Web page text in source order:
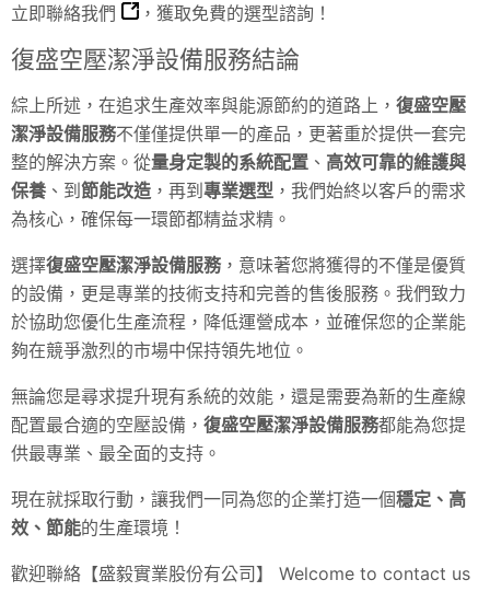
立即聯絡我們 ，獲取免費的選型諮詢！
復盛空壓潔淨設備服務結論
綜上所述，在追求生產效率與能源節約的道路上， 復盛空壓
潔淨設備服務不僅僅提供單一的產品，更著重於提供一套完
整的解決方案。從量身定製的系統配置 、 高效可靠的維護與
保養 、到節能改造 ，再到專業選型 ，我們始終以客戶的需求
為核心，確保每一環節都精益求精。
選擇復盛空壓潔淨設備服務 ，意味著您將獲得的不僅是優質
的設備，更是專業的技術支持和完善的售後服務。我們致力
於協助您優化生產流程，降低運營成本，並確保您的企業能
夠在競爭激烈的市場中保持領先地位。
無論您是尋求提升現有系統的效能，還是需要為新的生產線
配置最合適的空壓設備， 復盛空壓潔淨設備服務都能為您提
供最專業、最全面的支持。
現在就採取行動，讓我們一同為您的企業打造一個穩定、高
效、節能的生產環境！
歡迎聯絡【盛毅實業股份有公司】 Welcome to contact us